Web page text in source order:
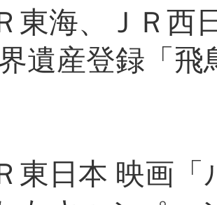
東海、ＪＲ西
遺産登録「
東日本 映画